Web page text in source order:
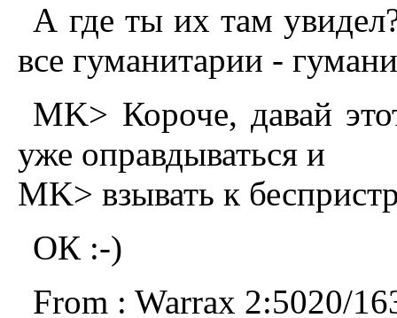
А где ты их там
все гуманитарии -
MK> Короче, давай
уже оправдываться и
MK> взывать к
ОК :-)
From : Warrax 2:5020/